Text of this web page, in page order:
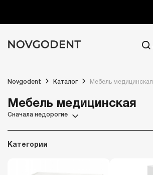
Novgodent Каталог Мебель медицинская
Мебель медицинская
Сначала недорогие
Категории